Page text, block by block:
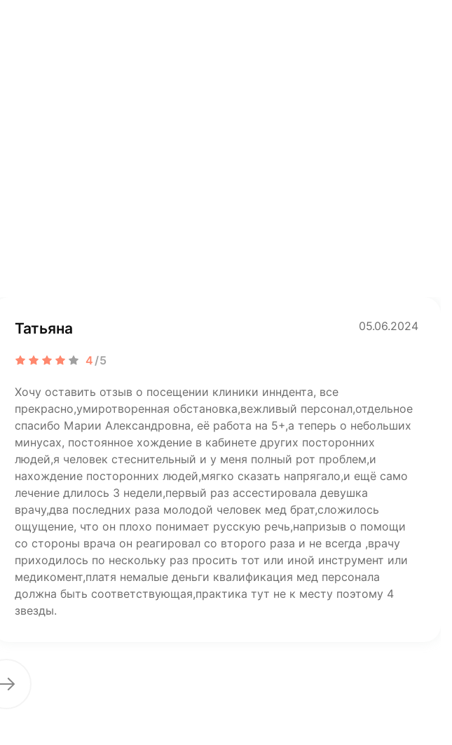
Татьяна 05.06.2024
4 /5
Хочу оставить отзыв о посещении клиники инндента, все
прекрасно,умиротворенная обстановка,вежливый персонал,отдельное
спасибо Марии Александровна, её работа на 5+,а теперь о небольших
минусах, постоянное хождение в кабинете других посторонних
людей,я человек стеснительный и у меня полный рот проблем,и
нахождение посторонних людей,мягко сказать напрягало,и ещё само
лечение длилось 3 недели,первый раз ассестировала девушка
врачу,два последних раза молодой человек мед брат,сложилось
ощущение, что он плохо понимает русскую речь,напризыв о помощи
со стороны врача он реагировал со второго раза и не всегда ,врачу
приходилось по нескольку раз просить тот или иной инструмент или
медикомент,платя немалые деньги квалификация мед персонала
должна быть соответствующая,практика тут не к месту поэтому 4
звезды.